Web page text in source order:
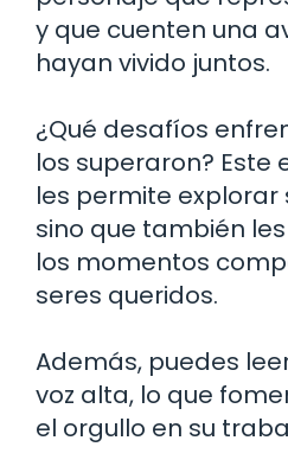
y que cuenten una
hayan vivido juntos.
¿Qué desafíos
los superaron? Este
les permite explorar
sino que también
los momentos
seres queridos.
Además, puedes
voz alta, lo que
el orgullo en su